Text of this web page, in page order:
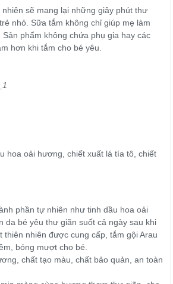
sẽ mang lại những giây phút thư
nhỏ. Sữa tắm không chỉ giúp mẹ làm
phẩm không chứa phụ gia hay các
hơn khi tắm cho bé yêu.
hoa oải hương, chiết xuất lá tía tô, chiết
phần tự nhiên như tinh dầu hoa oải
da bé yêu thư giãn suốt cả ngày sau khi
nhiên được cung cấp, tắm gội Arau
bóng mượt cho bé.
chất tạo màu, chất bảo quản, an toàn